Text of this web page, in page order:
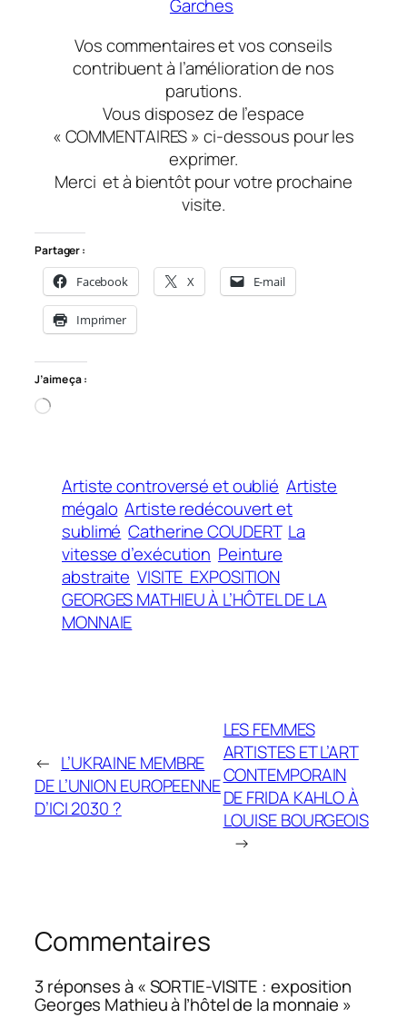
Garches
Vos commentaires et vos conseils
contribuent à l’amélioration de nos
parutions.
Vous disposez de l’espace
« COMMENTAIRES » ci-dessous pour les
exprimer.
Merci et à bientôtpour votre prochaine
visite.
Partager :
Facebook X E-mail
Imprimer
J’aime ça :
Chargement…
Artiste controversé et oublié Artiste
mégalo Artiste redécouvert et
sublimé Catherine COUDERT La
vitesse d’exécution Peinture
abstraite VISITE EXPOSITION
GEORGES MATHIEU À L’HÔTEL DE LA
MONNAIE
← L’UKRAINE MEMBRE
DE L’UNION EUROPEENNE
D’ICI 2030 ?
LES FEMMES
ARTISTES ET L’ART
CONTEMPORAIN
DE FRIDA KAHLO À
LOUISE BOURGEOIS
→
Commentaires
3 réponses à « SORTIE-VISITE : exposition
Georges Mathieu à l’hôtel de la monnaie »